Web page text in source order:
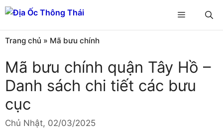
Chuyển
đến
nội
dung
Menu
Trang chủ » Mã bưu chính
Mã bưu chính quận Tây Hồ –
Danh sách chi tiết các bưu
cục
Chủ Nhật, 02/03/2025